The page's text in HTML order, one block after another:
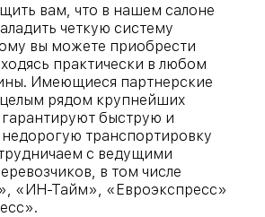
вам, что в нашем салоне
четкую систему
вы можете приобрести
практически в любом
Имеющиеся партнерские
рядом крупнейших
быструю и
транспортировку
с ведущими
в том числе
«ИН-Тайм», «Евроэкспресс»